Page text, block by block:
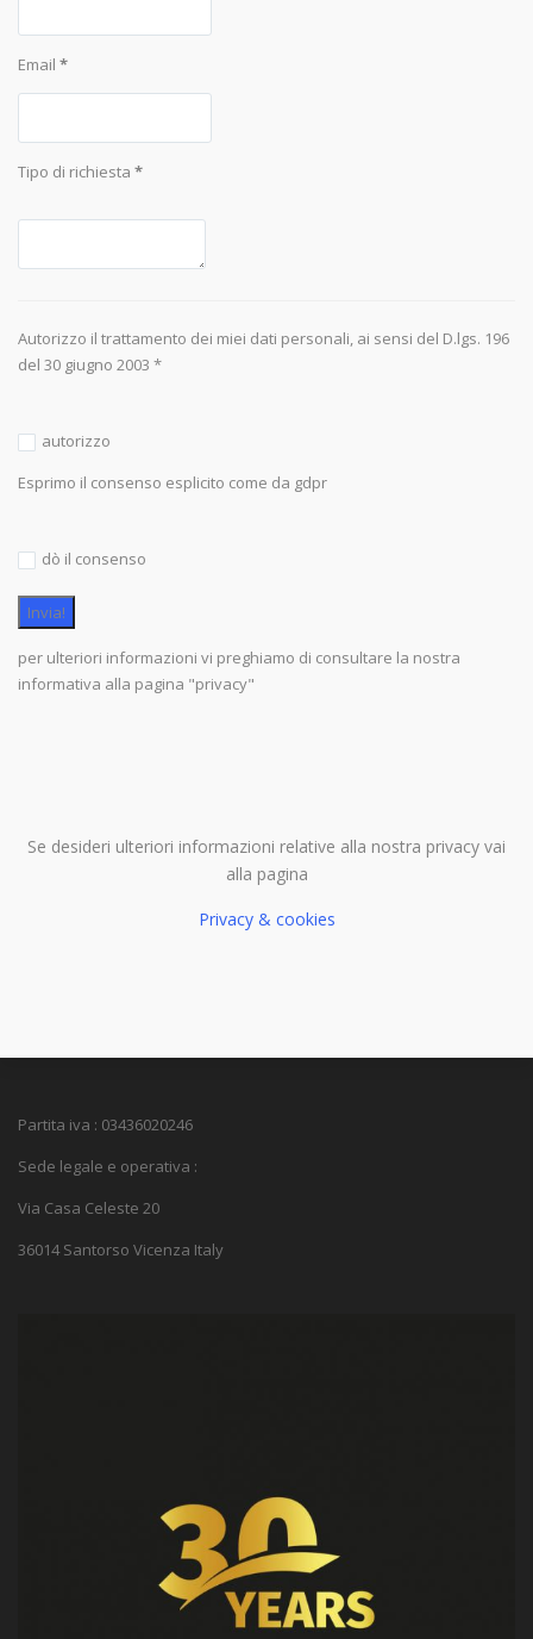
Email *
Tipo di richiesta *
Autorizzo il trattamento dei miei dati personali, ai sensi del D.lgs. 196
del 30 giugno 2003 *
autorizzo
Esprimo il consenso esplicito come da gdpr
dò il consenso
per ulteriori informazioni vi preghiamo di consultare la nostra
informativa alla pagina "privacy"
Se desideri ulteriori informazioni relative alla nostra privacy vai
alla pagina
Privacy & cookies
Partita iva : 03436020246
Sede legale e operativa :
Via Casa Celeste 20
36014 Santorso Vicenza Italy